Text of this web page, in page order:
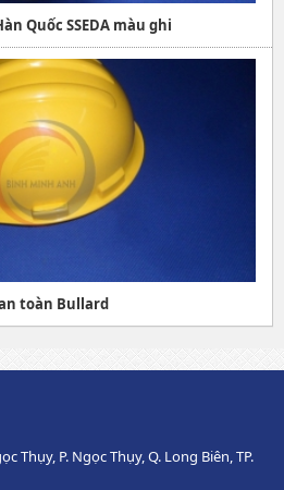
Quốc SSEDA màu ghi
toàn Bullard
Thụy, P. Ngọc Thụy, Q. Long Biên, TP.